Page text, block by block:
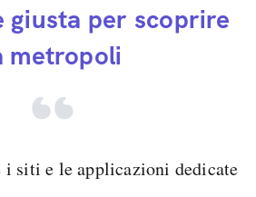
giusta per scoprire
metropoli
i siti e le applicazioni dedicate